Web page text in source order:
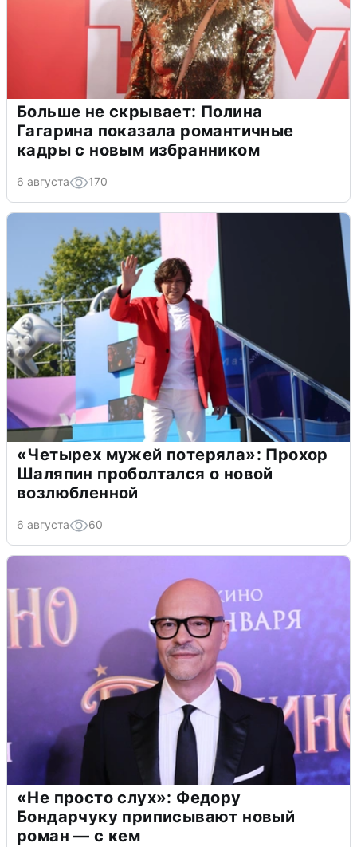
Больше не скрывает: Полина
Гагарина показала романтичные
кадры с новым избранником
6 августа 170
«Четырех мужей потеряла»: Прохор
Шаляпин проболтался о новой
возлюбленной
6 августа 60
«Не просто слух»: Федору
Бондарчуку приписывают новый
роман — с кем